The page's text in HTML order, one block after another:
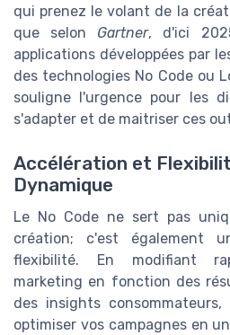
qui prenez le volant de la
que selon Gartner, d'ici
applications développées par
des technologies No Code ou
souligne l'urgence pour les
s'adapter et de maitriser ces
Accélération et
Dynamique
Le No Code ne sert pas
création; c'est également
flexibilité. En modifiant
marketing en fonction des
des insights
optimiser vos campagnes en